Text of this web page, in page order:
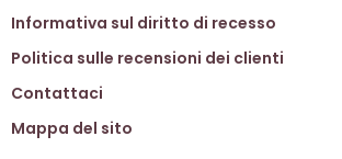
Informativa sul diritto di recesso
Politica sulle recensioni dei clienti
Contattaci
Mappa del sito